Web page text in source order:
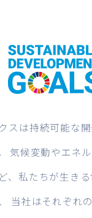
スは持続可能な
気候変動やエネ
、私たちが生き
当社はそれぞれ